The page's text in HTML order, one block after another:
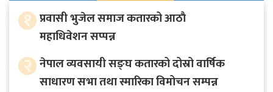
१ प्रवासी भुजेल समाज कतारको आठाै
महाधिवेशन सप्पन्न
२ नेपाल व्यवसायी सङ्घ कतारको दोस्रो वार्षिक
साधारण सभा तथा स्मारिका विमोचन सम्पन्न